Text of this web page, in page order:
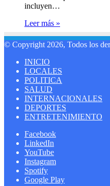
incluyen…
Leer más »
© Copyright 2026, Todos los
INICIO
LOCALES
POLITICA
SALUD
INTERNACIONALES
DEPORTES
ENTRETENIMIENTO
Facebook
LinkedIn
YouTube
Instagram
Spotify
Google Play